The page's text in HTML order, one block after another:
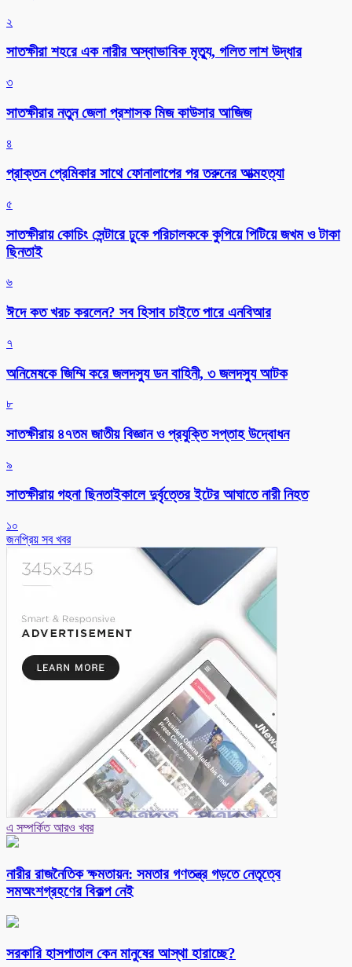
২
সাতক্ষীরা শহরে এক নারীর অস্বাভাবিক মৃত্যু, গলিত লাশ উদ্ধার
৩
সাতক্ষীরার নতুন জেলা প্রশাসক মিজ কাউসার আজিজ
৪
প্রাক্তন প্রেমিকার সাথে ফোনালাপের পর তরুনের আত্মহত্যা
৫
সাতক্ষীরায় কোচিং সেন্টারে ঢুকে পরিচালককে কুপিয়ে পিটিয়ে জখম ও টাকা
ছিনতাই
৬
ঈদে কত খরচ করলেন? সব হিসাব চাইতে পারে এনবিআর
৭
অনিমেষকে জিম্মি করে জলদস্যু ডন বাহিনী, ৩ জলদস্যু আটক
৮
সাতক্ষীরায় ৪৭তম জাতীয় বিজ্ঞান ও প্রযুক্তি সপ্তাহ উদ্বোধন
৯
সাতক্ষীরায় গহনা ছিনতাইকালে দুর্বৃত্তের ইটের আঘাতে নারী নিহত
১০
জনপ্রিয় সব খবর
এ সম্পর্কিত আরও খবর
নারীর রাজনৈতিক ক্ষমতায়ন: সমতার গণতন্ত্র গড়তে নেতৃত্বে
সমঅংশগ্রহণের বিকল্প নেই
সরকারি হাসপাতাল কেন মানুষের আস্থা হারাচ্ছে?